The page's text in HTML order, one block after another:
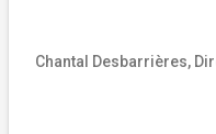
Chantal Desbarrières,